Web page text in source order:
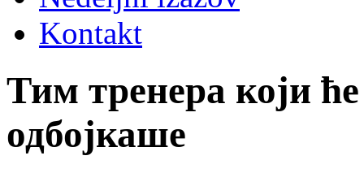
Kontakt
Тим тренера који
одбојкаше